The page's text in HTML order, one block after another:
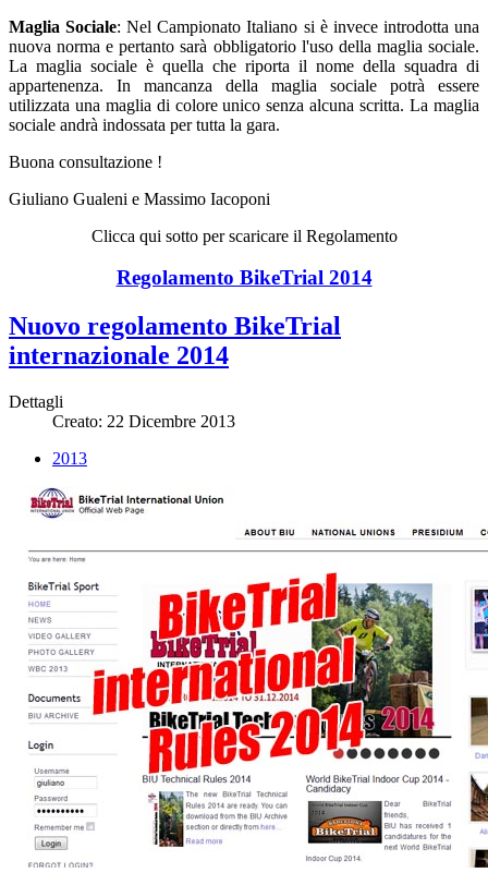
Maglia Sociale: Nel Campionato Italiano si è invece introdotta una
nuova norma e pertanto sarà obbligatorio l'uso della maglia sociale.
La maglia sociale è quella che riporta il nome della squadra di
appartenenza. In mancanza della maglia sociale potrà essere
utilizzata una maglia di colore unico senza alcuna scritta. La maglia
sociale andrà indossata per tutta la gara.
Buona consultazione !
Giuliano Gualeni e Massimo Iacoponi
Clicca qui sotto per scaricare il Regolamento
Regolamento BikeTrial 2014
Nuovo regolamento BikeTrial
internazionale 2014
Dettagli
Creato: 22 Dicembre 2013
2013